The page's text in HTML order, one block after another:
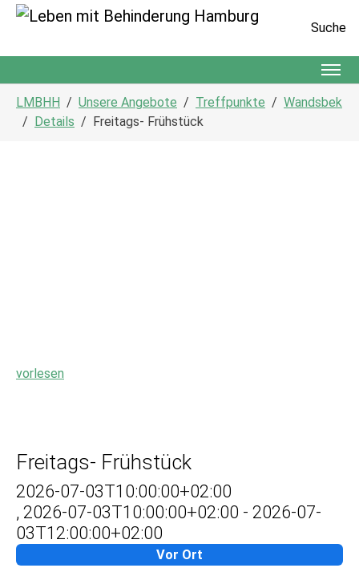
Suche
LMBHH Unsere Angebote Treffpunkte
Wandsbek
Details
Freitags- Frühstück
vorlesen
Freitags- Frühstück
2026-07-03T10:00:00+02:00
, 2026-07-03T10:00:00+02:00 - 2026-07-
03T12:00:00+02:00
Vor Ort